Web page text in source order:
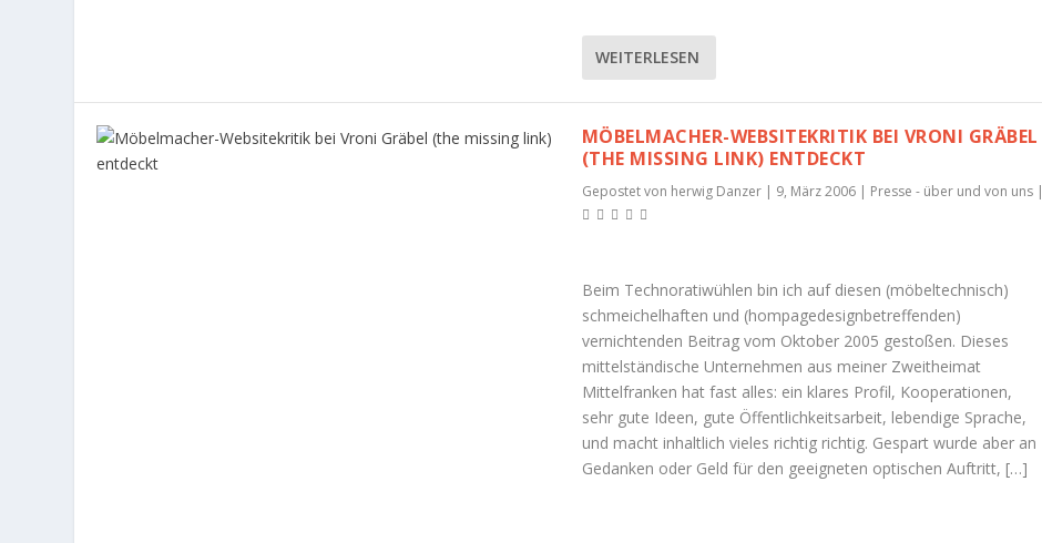
WEITERLESEN
MÖBELMACHER-WEBSITEKRITIK BEI VRONI GRÄBEL
(THE MISSING LINK) ENTDECKT
Gepostet von herwig Danzer| 9, März 2006| Presse - über und von uns|
Beim Technoratiwühlen bin ich auf diesen (möbeltechnisch)
schmeichelhaften und (hompagedesignbetreffenden)
vernichtenden Beitrag vom Oktober 2005 gestoßen. Dieses
mittelständische Unternehmen aus meiner Zweitheimat
Mittelfranken hat fast alles: ein klares Profil, Kooperationen,
sehr gute Ideen, gute Öffentlichkeitsarbeit, lebendige Sprache,
und macht inhaltlich vieles richtig richtig. Gespart wurde aber an
Gedanken oder Geld für den geeigneten optischen Auftritt, […]